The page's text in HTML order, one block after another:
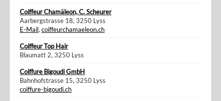
Coiffeur Chamäleon, C. Scheurer
Aarbergstrasse 18, 3250 Lyss
E-Mail, coiffeurchamaeleon.ch
Coiffeur Top Hair
Blaumatt 2, 3250 Lyss
Coiffure Bigoudi GmbH
Bahnhofstrasse 15, 3250 Lyss
coiffure-bigoudi.ch